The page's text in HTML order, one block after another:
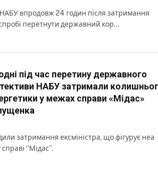
впродовж 24 годин після затримання
перетнути державний кор…
під час перетину державного
НАБУ затримали
у межах справи «Мідас»
затримання ексміністра, що фігурує неа
“Мідас”.